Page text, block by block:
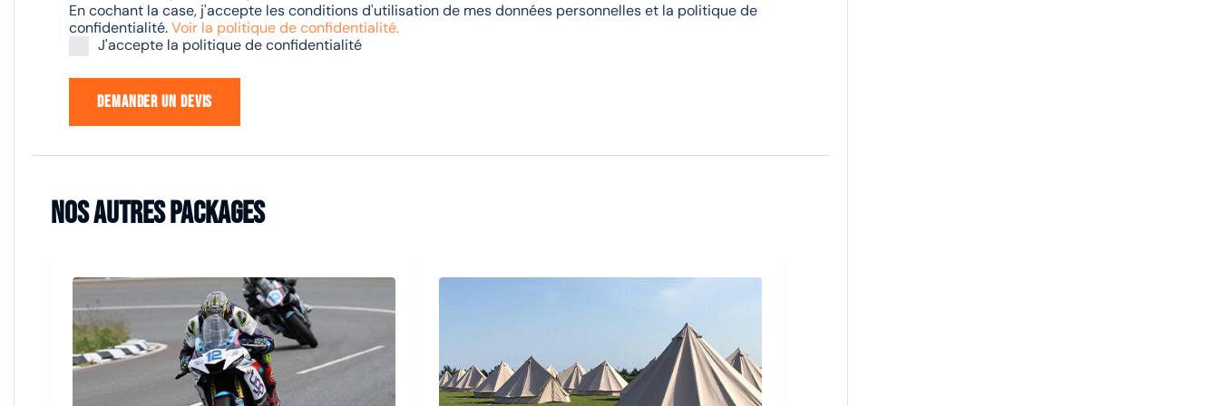
En cochant la case, j'accepte les conditions d'utilisation de mes données personnelles et la politique de
confidentialité.Voir la politique de confidentialité.
J'accepte la politique de confidentialité
Nos autres packages